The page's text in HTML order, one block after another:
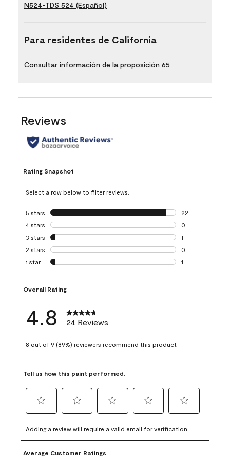
N524-TDS 524 (Español)
Para residentes de California
Consultar información de la proposición 65
Reviews
Rating Snapshot
Select a row below to filter reviews.
5 stars stars
22
22 reviews with
4 stars stars
0
0 reviews with 4
3 stars stars
1
1 review with 3
2 stars stars
0
0 reviews with 2
1 star stars
1
Overall Rating
4.8 24 Reviews
8 out of 9 (89%) reviewers recommend this product
Tell us how this paint performed.
to
rate
the
item
to
rate
the
to
rate
the
item
to
rate
to
rate
Adding a review will require a valid email for verification
Average Customer Ratings